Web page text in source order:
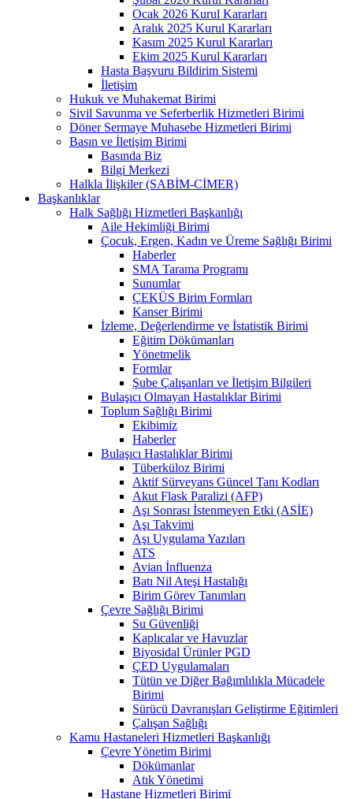
Ocak 2026 Kurul Kararları
Aralık 2025 Kurul Kararları
Kasım 2025 Kurul Kararları
Ekim 2025 Kurul Kararları
Hasta Başvuru Bildirim Sistemi
İletişim
Hukuk ve Muhakemat Birimi
Sivil Savunma ve Seferberlik Hizmetleri Birimi
Döner Sermaye Muhasebe Hizmetleri Birimi
Basın ve İletişim Birimi
Basında Biz
Bilgi Merkezi
Halkla İlişkiler (SABİM-CİMER)
Başkanlıklar
Halk Sağlığı Hizmetleri Başkanlığı
Aile Hekimliği Birimi
Çocuk, Ergen, Kadın ve Üreme Sağlığı Birimi
Haberler
SMA Tarama Programı
Sunumlar
ÇEKÜS Birim Formları
Kanser Birimi
İzleme, Değerlendirme ve İstatistik Birimi
Eğitim Dökümanları
Yönetmelik
Formlar
Şube Çalışanları ve İletişim Bilgileri
Bulaşıcı Olmayan Hastalıklar Birimi
Toplum Sağlığı Birimi
Ekibimiz
Haberler
Bulaşıcı Hastalıklar Birimi
Tüberküloz Birimi
Aktif Sürveyans Güncel Tanı Kodları
Akut Flask Paralizi (AFP)
Aşı Sonrası İstenmeyen Etki (ASİE)
Aşı Takvimi
Aşı Uygulama Yazıları
ATS
Avian İnfluenza
Batı Nil Ateşi Hastalığı
Birim Görev Tanımları
Çevre Sağlığı Birimi
Su Güvenliği
Kaplıcalar ve Havuzlar
Biyosidal Ürünler PGD
ÇED Uygulamaları
Tütün ve Diğer Bağımlılıkla Mücadele
Birimi
Sürücü Davranışları Geliştirme Eğitimleri
Çalışan Sağlığı
Kamu Hastaneleri Hizmetleri Başkanlığı
Çevre Yönetim Birimi
Dökümanlar
Atık Yönetimi
Hastane Hizmetleri Birimi